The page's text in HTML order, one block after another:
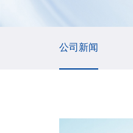
公司新闻